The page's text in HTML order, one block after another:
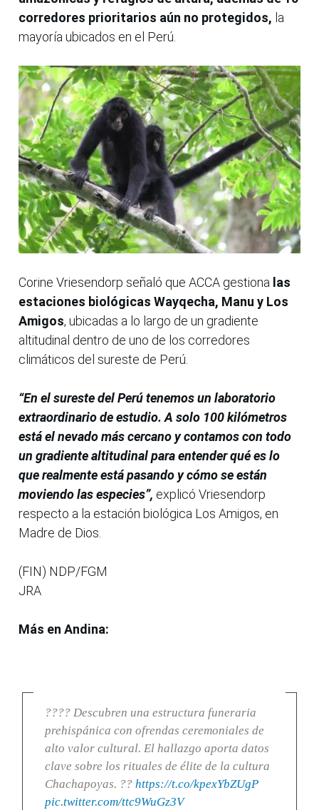
corredores prioritarios aún no protegidos, la
mayoría ubicados en el Perú.
Corine Vriesendorp señaló que ACCA gestiona las
estaciones biológicas Wayqecha, Manu y Los
Amigos, ubicadas a lo largo de un gradiente
altitudinal dentro de uno de los corredores
climáticos del sureste de Perú.
“En el sureste del Perú tenemos un laboratorio
extraordinario de estudio. A solo 100 kilómetros
está el nevado más cercano y contamos con todo
un gradiente altitudinal para entender qué es lo
que realmente está pasando y cómo se están
moviendo las especies”, explicó Vriesendorp
respecto a la estación biológica Los Amigos, en
Madre de Dios.
(FIN) NDP/FGM
JRA
Más en Andina:
???? Descubren una estructura funeraria
prehispánica con ofrendas ceremoniales de
alto valor cultural. El hallazgo aporta datos
clave sobre los rituales de élite de la cultura
Chachapoyas. ?? https://t.co/kpexYbZUgP
pic.twitter.com/ttc9WuGz3V